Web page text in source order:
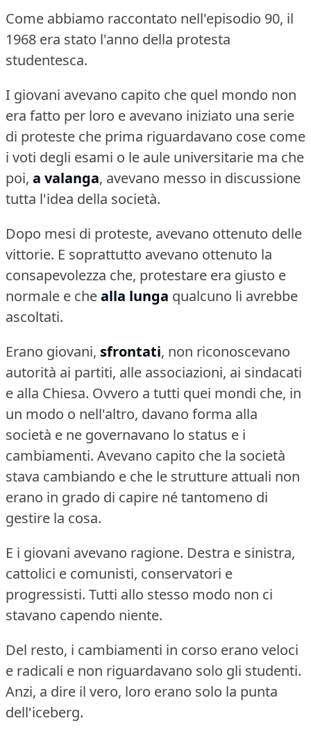
Come abbiamo raccontato nell'episodio 90, il
1968 era stato l'anno della protesta
studentesca.
I giovani avevano capito che quel mondo non
era fatto per loro e avevano iniziato una serie
di proteste che prima riguardavano cose come
i voti degli esami o le aule universitarie ma che
poi, a valanga, avevano messo in discussione
tutta l'idea della società.
Dopo mesi di proteste, avevano ottenuto delle
vittorie. E soprattutto avevano ottenuto la
consapevolezza che, protestare era giusto e
normale e chealla lunga qualcuno li avrebbe
ascoltati.
Erano giovani, sfrontati, non riconoscevano
autorità ai partiti, alle associazioni, ai sindacati
e alla Chiesa. Ovvero a tutti quei mondi che, in
un modo o nell'altro, davano forma alla
società e ne governavano lo status e i
cambiamenti. Avevano capito che la società
stava cambiando e che le strutture attuali non
erano in grado di capire né tantomeno di
gestire la cosa.
E i giovani avevano ragione. Destra e sinistra,
cattolici e comunisti, conservatori e
progressisti. Tutti allo stesso modo non ci
stavano capendo niente.
Del resto, i cambiamenti in corso erano veloci
e radicali e non riguardavano solo gli studenti.
Anzi, a dire il vero, loro erano solo la punta
dell'iceberg.